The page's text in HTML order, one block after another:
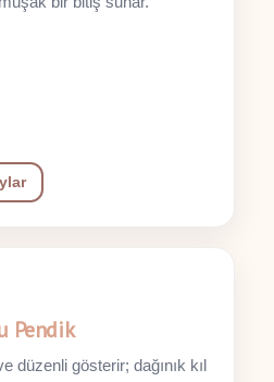
Pendik
düzenli gösterir; dağınık kıl